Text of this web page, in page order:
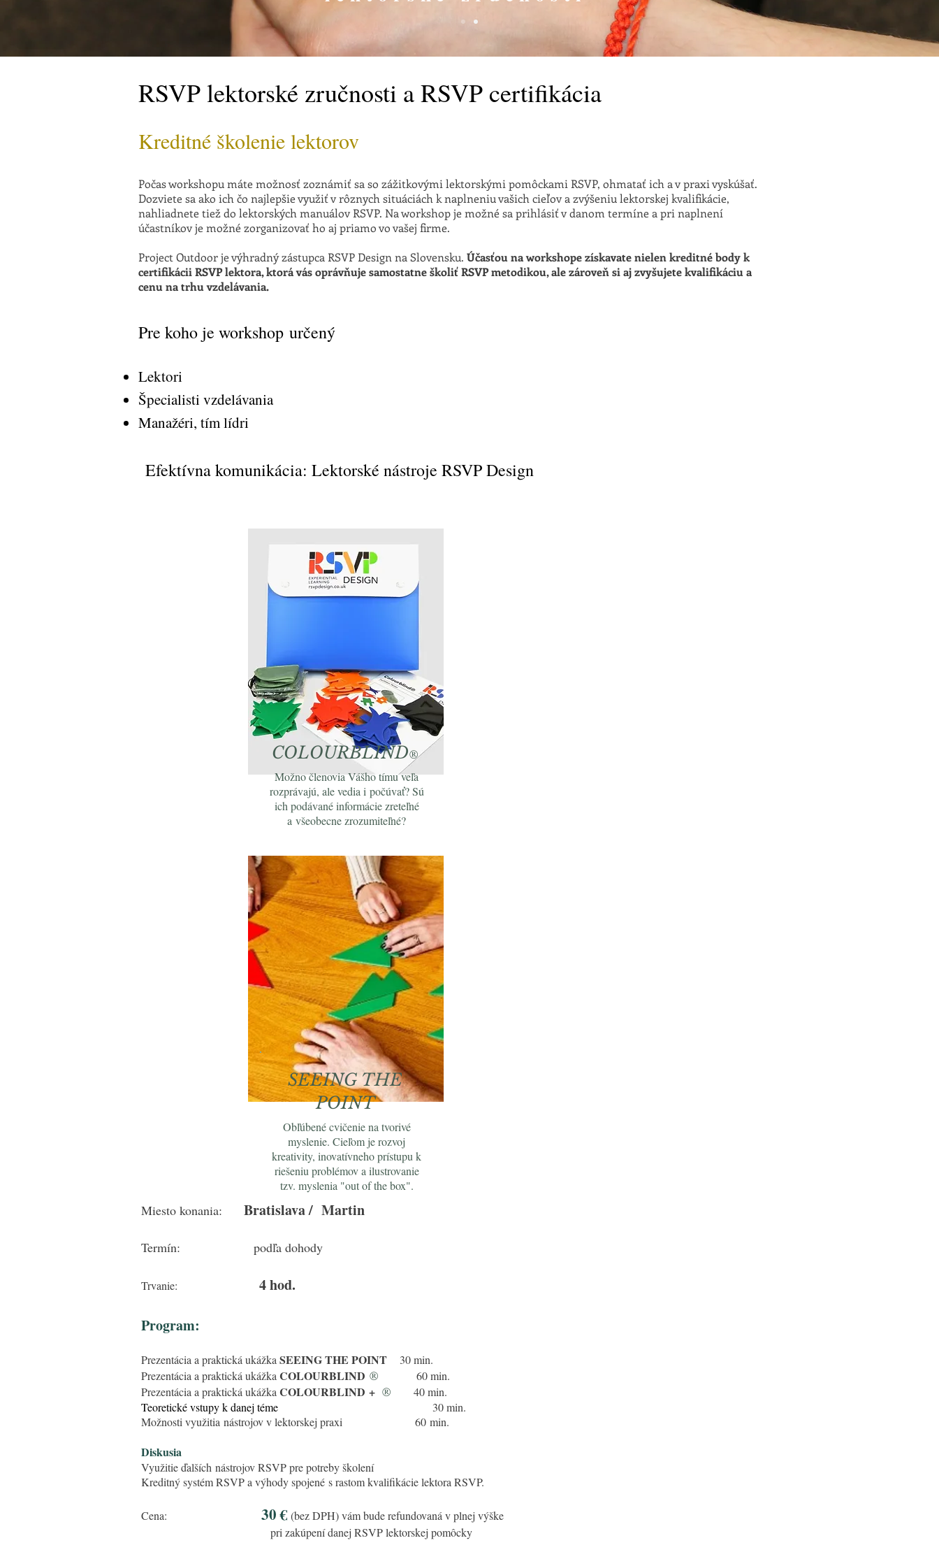
RSVP lektorské zručnosti a RSVP certifikácia
Kreditné školenie lektorov
Počas workshopu máte možnosť zoznámiť sa so zážitkovými lektorskými pomôckami RSVP, ohmatať ich a v praxi vyskúšať.
Dozviete sa ako ich čo najlepšie využiť v rôznych situáciách k naplneniu vašich cieľov a zvýšeniu lektorskej kvalifikácie,
nahliadnete tiež do lektorských manuálov RSVP. Na workshop je možné sa prihlásiť v danom termíne a pri naplnení
účastníkov je možné zorganizovať ho aj priamo vo vašej firme.
Project Outdoor je výhradný zástupca RSVP Design na Slovensku. Účasťou na workshope získavate nielen kreditné body k
certifikácii RSVP lektora, ktorá vás oprávňuje samostatne školiť RSVP metodikou, ale zároveň si aj zvyšujete kvalifikáciu a
cenu na trhu vzdelávania.
Pre koho je workshop určený
Lektori
Špecialisti vzdelávania
Manažéri, tím lídri
Efektívna komunikácia: Lektorské nástroje RSVP Design
COLOURBLIND®
Možno členovia Vášho tímu veľa
rozprávajú, ale vedia i počúvať? Sú
ich podávané informácie zreteľné
a všeobecne zrozumiteľné?
SEEING THE
POINT
Obľúbené cvičenie na tvorivé
myslenie. Cieľom je rozvoj
kreativity, inovatívneho prístupu k
riešeniu problémov a ilustrovanie
tzv. myslenia "out of the box".
Miesto konania: Bratislava / Martin
Termín: podľa dohody
Trvanie:
4 hod.
Program:
Prezentácia a praktická ukážka SEEING THE POINT
30 min.
Prezentácia a praktická ukážka COLOURBLIND ®
60 min.
Prezentácia a praktická ukážka COLOURBLIND + ®
40 min.
Teoretické vstupy k danej téme 30 min.
Možnosti využitia nástrojov v lektorskej praxi 60 min.
Diskusia
Využitie ďalších nástrojov RSVP pre potreby školení
Kreditný systém RSVP a výhody spojené s rastom kvalifikácie lektora RSVP.
Cena: 30 € (bez DPH) vám bude refundovaná v plnej výške
pri zakúpení danej RSVP lektorskej pomôcky